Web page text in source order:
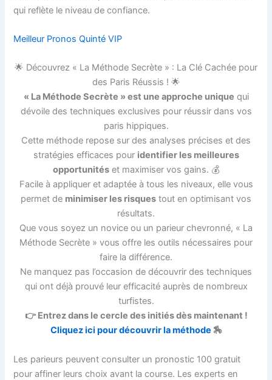
qui reflète le niveau de confiance.
Meilleur Pronos Quinté VIP
🌟 Découvrez « La Méthode Secrète » : La Clé Cachée pour
des Paris Réussis ! 🌟
« La Méthode Secrète » est une approche unique qui
dévoile des techniques exclusives pour réussir dans vos
paris hippiques.
Cette méthode repose sur des analyses précises et des
stratégies efficaces pour identifier les meilleures
opportunitéset maximiser vos gains. 💰
Facile à appliquer et adaptée à tous les niveaux, elle vous
permet de minimiser les risques tout en optimisant vos
résultats.
Que vous soyez un novice ou un parieur chevronné, « La
Méthode Secrète » vous offre les outils nécessaires pour
faire la différence.
Ne manquez pas l’occasion de découvrir des techniques
qui ont déjà prouvé leur efficacité auprès de nombreux
turfistes.
👉 Entrez dans le cercle des initiés dès maintenant !
Cliquez ici pour découvrir la méthode 🏇
Les parieurs peuvent consulter un pronostic 100 gratuit
pour affiner leurs choix avant la course. Les experts en